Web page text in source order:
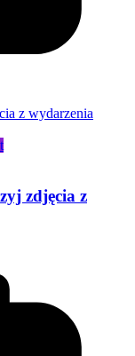
zdjęcia z